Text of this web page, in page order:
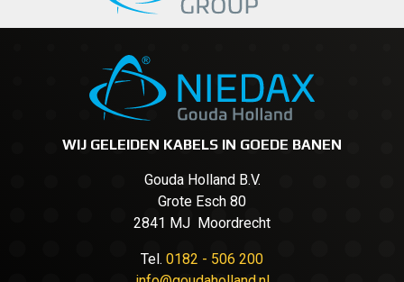
WIJ GELEIDEN KABELS IN GOEDE BANEN
Gouda Holland B.V.
Grote Esch 80
2841 MJ Moordrecht
Tel. 0182 - 506 200